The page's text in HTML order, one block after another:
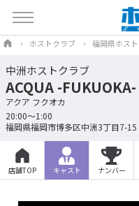
ホストクラブ 福岡県ホス
中洲ホストクラブ
ACQUA -FUKUOKA-
アクア フクオカ
20:00〜1:00
福岡県福岡市博多区中洲3丁目7-15
店舗TOP キャスト ナンバー